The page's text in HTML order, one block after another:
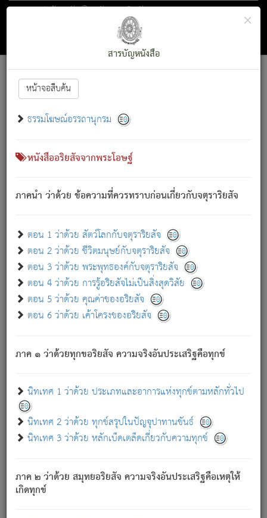
ตอน 1 ว่าด้วย สัตว์โลกกับจตุราริยสัจ
สารบัญ×
สารบัญหนังสือ
หน้าจอสืบค้น
ธรรมโฆษณ์อรรถานุกรม
หนังสืออริยสัจจากพระโอษฐ์
ภาคนำ ว่าด้วย ข้อความที่ควรทราบก่อนเกี่ยวกับจตุราริยสัจ
ตอน 1 ว่าด้วย สัตว์โลกกับจตุราริยสัจ
ตอน 2 ว่าด้วย ชีวิตมนุษย์กับจตุราริยสัจ
ตอน 3 ว่าด้วย พระพุทธองค์กับจตุราริยสัจ
ตอน 4 ว่าด้วย การรู้อริยสัจไม่เป็นสิ่งสุดวิสัย
ตอน 5 ว่าด้วย คุณค่าของอริยสัจ
ตอน 6 ว่าด้วย เค้าโครงของอริยสัจ
ภาค ๑ ว่าด้วยทุกขอริยสัจ ความจริงอันประเสริฐคือทุกข์
นิทเทศ 1 ว่าด้วย ประเภทและอาการแห่งทุกข์ตามหลักทั่วไป
นิทเทศ 2 ว่าด้วย ทุกข์สรุปในปัญจุปาทานขันธ์
นิทเทศ 3 ว่าด้วย หลักเบ็ดเตล็ดเกี่ยวกับความทุกข์
ภาค ๒ ว่าด้วย สมุทยอริยสัจ ความจริงอันประเสริฐคือเหตุให้
เกิดทุกข์
Font :15 ]||
สัตว์โลกนี้ เกิดความเดือดร้อนแล้ว มีผัสสะบังหน้า
เขาสำคัญสิ่งใด โดยความเป็นประการใด แต่สิ่งนั้นย่อมเป็น
(ตามที่เป็นจริง) โดยประการอื่นจากที่เขาสำคัญนั้น
สัตว์โลกติดข้องอยู่ในภพ ถูกภพบังหน้าแล้ว มีภพโดยความ
เป็นอย่างอื่น (จากที่มันเป็นอยู่จริง) จึงได้เพลิดเพลินยิ่งนักในภพ
เขาเพลิดเพลินยิ่งนักในสิ่งใด สิ่งนั้นเป็นภัย (ที่เขาไม่รู้จัก)
เขากลัวต่อสิ่งใดสิ่งนั้นเป็นทุกข์
พรหมจรรย์นี้ อันบุคคลย่อมประพฤติ ก็เพื่อการละขาดซึ่ง
ภพ.
สมณะหรือพราหมณ์เหล่าใด กล่าวความหลุดพ้นจากภพว่า
มีได้เพราะภพ เรากล่าวว่า สมณะหรือพราหมณ์ทั้งปวงนั้น
มิใช่ผู้หลดพ้นจากภพ.
ภพ ว่ามีได้เพราะวิภพ[2]: เรากล่าวว่า สมณะหรือพราหมณ์ทั้ง
ปวงนั้น ก็ยังสลัดภพออกไปไม่ได้.
ก็ทุกข์นี้มีขึ้น เพราะอาศัยซึ่งอุปธิทั้งปวง.
เพราะความสิ้นไปแห่งอุปาทานทั้งปวง ความเกิดขึ้นแห่ง
ทุกข์จึงไม่มี.
ท่านจงดูโลกนี้เถิด (จะเห็นว่า) สัตว์ทั้งหลายอันอวิชาหนา
แน่นบังหนาแล้ว; และว่า สัตว์ผู้ยินดีในภพอันเป็นแล้วนั้น ย่อม
อันเป็นไปในที่หรือเวลาทั้งปวง[3]เพื่อความมีแห่งประโยชน์โดย
ประการทั้งปวง; ภพทั้งหลายทั้งหมดนั้น ไม่เที่ยง เป็นทุกข์ มี
ความแปรปรวนเป็นธรรมดา.